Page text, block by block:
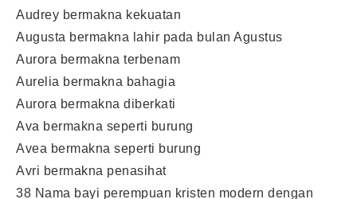
Audrey bermakna kekuatan
Augusta bermakna lahir pada bulan Agustus
Aurora bermakna terbenam
Aurelia bermakna bahagia
Aurora bermakna diberkati
Ava bermakna seperti burung
Avea bermakna seperti burung
Avri bermakna penasihat
38 Nama bayi perempuan kristen modern dengan